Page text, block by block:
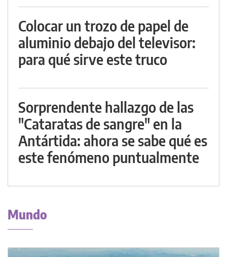
Colocar un trozo de papel de
aluminio debajo del televisor:
para qué sirve este truco
Sorprendente hallazgo de las
"Cataratas de sangre" en la
Antártida: ahora se sabe qué es
este fenómeno puntualmente
Mundo